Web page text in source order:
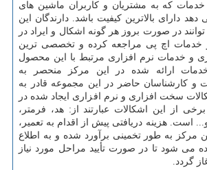
خدمات که به مشتریان و کاربران ماشین های
دهد دارای بالاترین کیفیت باشد. دارندگان این
در صورت بروز هر گونه اشکال و ایراد در
خدمات اچ پی مراجعه کرده و تخصصی ترین
و خدمات نرم افزاری مرتبط با این محصول
خدمات ارائه شده در این مرکز منحصر به
کارشناسان حاضر در این مجموعه قادر به
سخت افزاری و نرم افزاری ایجاد شده در
از این اشکالات عبارتند از: هد، فرمتر،
است. هزینه دریافتی پیش از اقدام به تعمیر،
مرکز به طور تخمینی برآورد شده و به اطلاع
می شود تا در صورت تأیید مراحل مورد نیاز
گردد.